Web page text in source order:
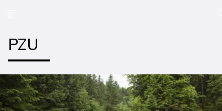
PZU